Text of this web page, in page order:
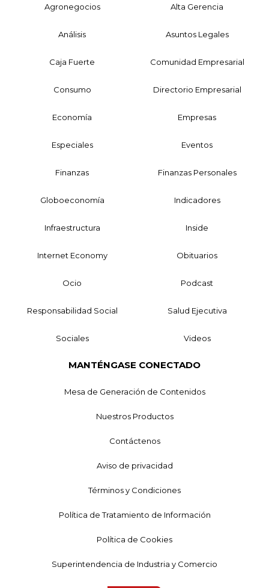
Agronegocios Alta Gerencia
Análisis Asuntos Legales
Caja Fuerte Comunidad Empresarial
Consumo Directorio Empresarial
Economía Empresas
Especiales Eventos
Finanzas Finanzas Personales
Globoeconomía Indicadores
Infraestructura Inside
Internet Economy Obituarios
Ocio Podcast
Responsabilidad Social Salud Ejecutiva
Sociales Videos
MANTÉNGASE CONECTADO
Mesa de Generación de Contenidos
Nuestros Productos
Contáctenos
Aviso de privacidad
Términos y Condiciones
Política de Tratamiento de Información
Política de Cookies
Superintendencia de Industria y Comercio